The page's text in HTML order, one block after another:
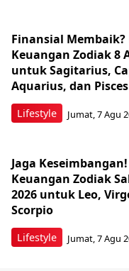
Lifestyle
Finansial Membaik?
Keuangan Zodiak 8
untuk Sagitarius,
Aquarius, dan Pisces
Jumat, 7 Agu
Lifestyle
Jaga
Keuangan Zodiak
2026 untuk Leo,
Scorpio
Jumat, 7 Agu